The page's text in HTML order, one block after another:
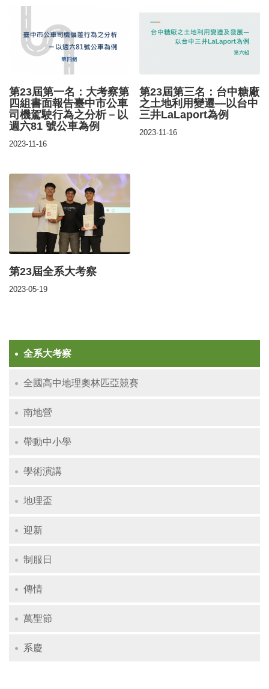
第23屆第一名：大考察第
四組書面報告臺中市公車
司機駕駛行為之分析－以
週六81 號公車為例
2023-11-16
第23屆第三名：台中糖廠
之土地利用變遷—以台中
三井LaLaport為例
2023-11-16
第23屆全系大考察
2023-05-19
全系大考察
全國高中地理奧林匹亞競賽
南地營
帶動中小學
學術演講
地理盃
迎新
制服日
傳情
萬聖節
系慶